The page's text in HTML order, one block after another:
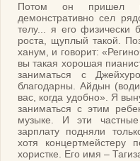
Потом он пришел
демонстративно сел
телу... я его физически
роста, щуплый такой.
ханум, и говорит:
вы такая хорошая
заниматься с
благодарны. Айдын
вас, когда удобно». Я
заниматься с этим
музыке. И эти
зарплату подняли
хотя концертмейстеру
хористке. Его имя –